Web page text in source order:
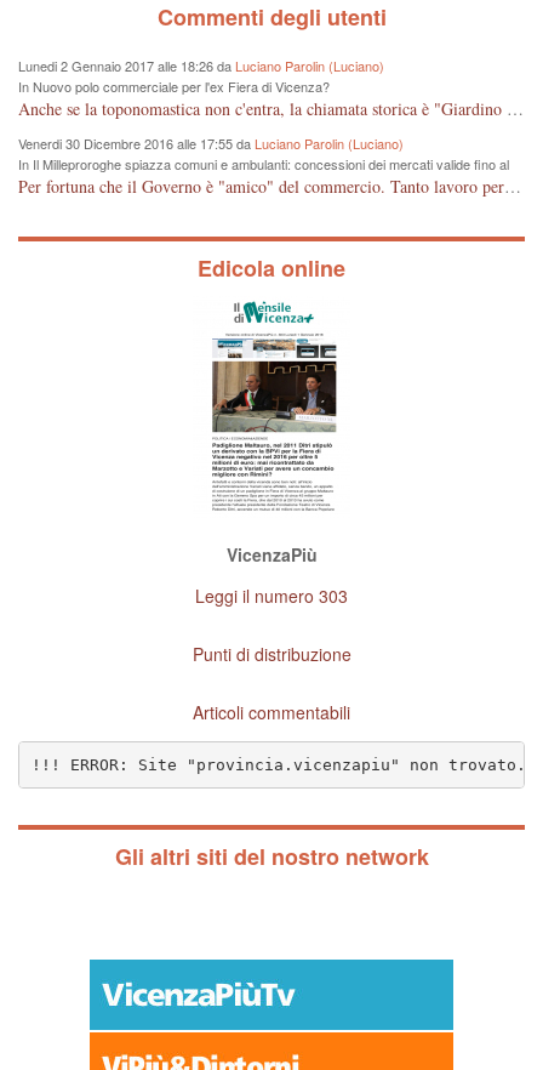
Commenti degli utenti
Lunedi 2 Gennaio 2017 alle 18:26 da Luciano Parolin (Luciano)
In Nuovo polo commerciale per l'ex Fiera di Vicenza?
Anche se la toponomastica non c'entra, la chiamata storica è "Giardino Salvi". Dal 1907 circa Proprietà Comunale e pertanto a mio giudizio "storico" il nome potrebbe essere cambiato in Giardino Comunale Goffredo Parise. Se poi vogliono farne un IPER mercato di cineserie varie (come se non ce ne fossero a sufficienza) vuol dire che: Mala Tempora Currunt. E' solo questione di schei? Amen.
Venerdi 30 Dicembre 2016 alle 17:55 da Luciano Parolin (Luciano)
In Il Milleproroghe spiazza comuni e ambulanti: concessioni dei mercati valide fino al
2020
Per fortuna che il Governo è "amico" del commercio. Tanto lavoro per nessun cambiamento. Tutto fermo sino al 2020. E' incomprensibile dice il Dirigente, figurarsi se il cittadino normale che legge e chiede di essere informato, può capire qualcosa. E' certo che, almeno per Vicenza, alcune situazioni contingenti devono essere riviste, vedi mercato di Viale Roma e altro, prima che la città UNESCO che si sta trasformando in città storico-artistico-turistica, diventi una casba tunisina! Capisco le esigenze delle imprese, ma a decidere dovrebbe essere la Città che ha eletto i suoi rappresentanti, invece ROMA, tra un rinvio ed un altro, arriva al 2020 senza aver cambiato Niente. Mala tempora currunt.
Edicola online
VicenzaPiù
Leggi il numero 303
Punti di distribuzione
Articoli commentabili
!!! ERROR: Site "provincia.vicenzapiu" non trovato.
Gli altri siti del nostro network